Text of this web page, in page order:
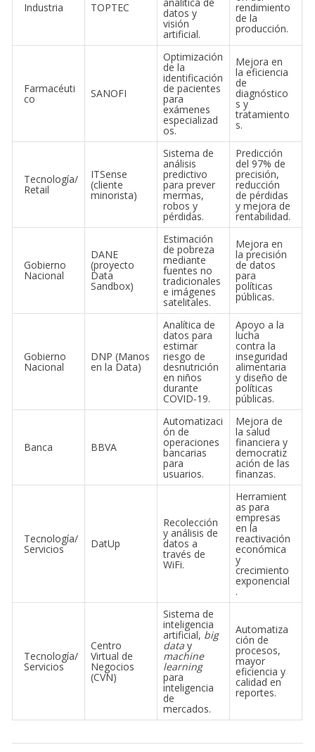
Industria TOPTEC datos y
visión
artificial.
rendimiento
de la
producción.
Farmacéuti
co SANOFI
Optimización
de la
identificación
de pacientes
para
exámenes
especializad
os.
Mejora en
la eficiencia
de
diagnóstico
s y
tratamiento
s.
Tecnología/
Retail
ITSense
(cliente
minorista)
Sistema de
análisis
predictivo
para prever
mermas,
robos y
pérdidas.
Predicción
del 97% de
precisión,
reducción
de pérdidas
y mejora de
rentabilidad.
Gobierno
Nacional
DANE
(proyecto
Data
Sandbox)
Estimación
de pobreza
mediante
fuentes no
tradicionales
e imágenes
satelitales.
Mejora en
la precisión
de datos
para
políticas
públicas.
Gobierno
Nacional
DNP (Manos
en la Data)
Analítica de
datos para
estimar
riesgo de
desnutrición
en niños
durante
COVID-19.
Apoyo a la
lucha
contra la
inseguridad
alimentaria
y diseño de
políticas
públicas.
Banca BBVA
Automatizaci
ón de
operaciones
bancarias
para
usuarios.
Mejora de
la salud
financiera y
democratiz
ación de las
finanzas.
Tecnología/
Servicios DatUp
Recolección
y análisis de
datos a
través de
WiFi.
Herramient
as para
empresas
en la
reactivación
económica
y
crecimiento
exponencial
.
Tecnología/
Servicios
Centro
Virtual de
Negocios
(CVN)
Sistema de
inteligencia
artificial, big
data y
machine
learning
para
inteligencia
de
mercados.
Automatiza
ción de
procesos,
mayor
eficiencia y
calidad en
reportes.